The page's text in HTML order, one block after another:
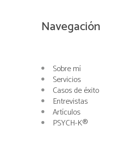
Navegación
Sobre mí
Servicios
Casos de éxito
Entrevistas
Artículos
PSYCH-K®